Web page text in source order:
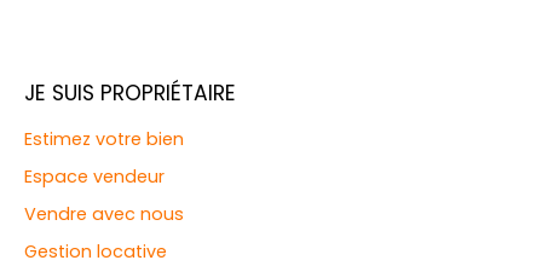
JE SUIS PROPRIÉTAIRE
Estimez votre bien
Espace vendeur
Vendre avec nous
Gestion locative